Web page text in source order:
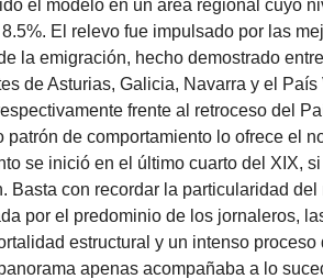
el modelo en un área regional cuyo
El relevo fue impulsado por las
la emigración, hecho demostrado
de Asturias, Galicia, Navarra y el
frente al retroceso del
de comportamiento lo ofrece el
se inició en el último cuarto del XIX,
con recordar la particularidad del
por el predominio de los jornaleros,
estructural y un intenso proceso
apenas acompañaba a lo